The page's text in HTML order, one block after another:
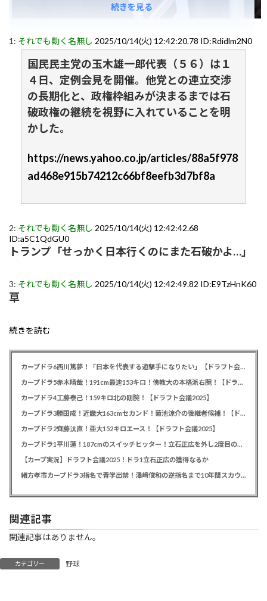
1: それでも動く名無し 2025/10/14(火) 12:42:20.78 ID:Rdidlm2N0
国民民主党の玉木雄一郎代表（５６）は１
４日、定例会見を開催。他党との連立交渉
の長期化と、政権枠組みが決まるまでは石
破政権の継続を視野に入れていることを明
かした。
https://news.yahoo.co.jp/articles/88a5f978
ad468e915b74212c66bf8eefb3d7bf8a
2: それでも動く名無し 2025/10/14(火) 12:42:42.68
ID:a5C1QdGU0
トランプ「せっかく日本行くのにまた石破かよ…」
3: それでも動く名無し 2025/10/14(火) 12:42:49.82 ID:E9TzHnK60
草
続きを読む
続きを見る
カープドラ6西川篤夢！「日本を代表する遊撃手になりたい」【ドラフト会議2025】
カープドラ5赤木晴哉！191cm最速153キロ！佛教大の本格派右腕！【ドラフト会議2025】
カープドラ4工藤泰己！159キロ北の剛腕！【ドラフト会議2025】
カープドラ3勝田成！近畿大163cmセカンド！菊池涼介の後継者候補！【ドラフト会議2025】
カープドラ2齊藤汰直！亜大152キロエース！【ドラフト会議2025】
カープドラ1平川蓮！187cmのスイッチヒッター！立石正広を外し2度目の重複も新井監督がクジを引き当てる！【ドラフト会議2025】
【カープ実況】ドラフト会議2025！ドラ1立石正広の獲得なるか
緒方孝市カープドラ3指名で青学出禁！澤﨑俊和の逆指名まで10年間スカウト出禁
関連記事
関連記事はありません。
カテゴリー 野球